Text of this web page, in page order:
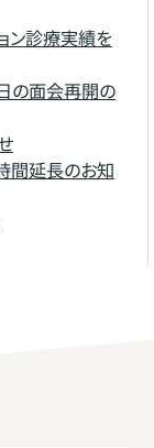
ン診療実績を
の面会再開の
間延長のお知